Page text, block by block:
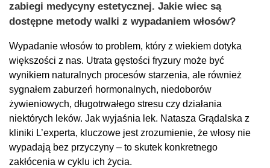
zabiegi medycyny estetycznej. Jakie wiec są
dostępne metody walki z wypadaniem włosów?
Wypadanie włosów to problem, który z wiekiem dotyka
większości z nas. Utrata gęstości fryzury może być
wynikiem naturalnych procesów starzenia, ale również
sygnałem zaburzeń hormonalnych, niedoborów
żywieniowych, długotrwałego stresu czy działania
niektórych leków. Jak wyjaśnia lek. Natasza Grądalska z
kliniki L’experta, kluczowe jest zrozumienie, że włosy nie
wypadają bez przyczyny – to skutek konkretnego
zakłócenia w cyklu ich życia.